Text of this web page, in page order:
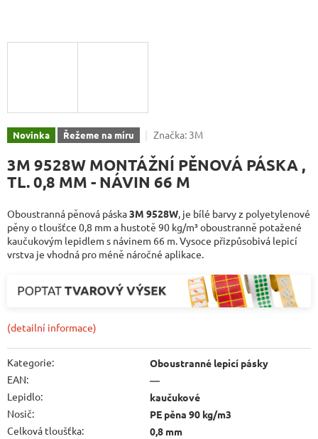
Novinka Řežeme na míru Značka: 3M
3M 9528W MONTÁŽNÍ PĚNOVÁ PÁSKA ,
TL. 0,8 MM - NÁVIN 66 M
Oboustranná pěnová páska3M 9528W, je bílé barvy z polyetylenové
pěny o tloušťce 0,8 mm a hustotě 90 kg/m³ oboustranně potažené
kaučukovým lepidlem s návinem 66 m.Vysoce přizpůsobivá lepicí
vrstva je vhodná pro méně náročné aplikace.
(detailní informace)
Kategorie:
Oboustranné lepicí pásky
EAN:
—
Lepidlo:
kaučukové
Nosič:
PE pěna 90 kg/m3
Celková tloušťka:
0,8 mm